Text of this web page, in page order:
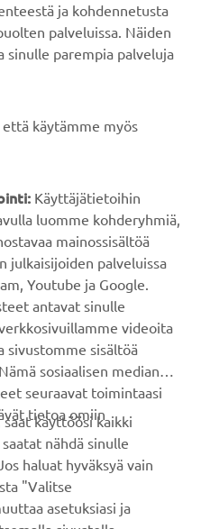
tarjouksista,
ja paljon muuta...
tietää, miten
ja evästeet -sivustolta
ja kohdennetusta
palveluissa. Näiden
parempia palveluja
käytämme myös
Käyttäjätietoihin
luomme kohderyhmiä,
mainossisältöä
julkaisijoiden palveluissa
Youtube ja Google.
antavat sinulle
videoita
sivustomme sisältöä
sosiaalisen median
seuraavat toimintaasi
tietoa omiin
käyttöösi kaikki
nähdä sinulle
haluat hyväksyä vain
"Valitse
asetuksiasi ja